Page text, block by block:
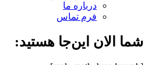
درباره ما
فرم تماس
شما الان این‌جا هستید: